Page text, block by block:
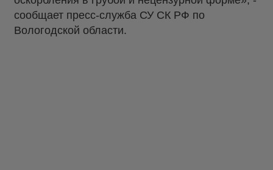
сообщает пресс-служба СУ СК РФ по
Вологодской области.